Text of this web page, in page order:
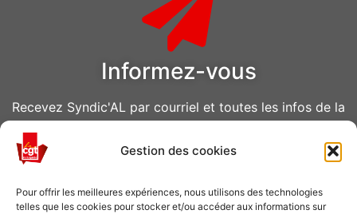
Gestion des cookies
Pour offrir les meilleures expériences, nous utilisons des technologies
telles que les cookies pour stocker et/ou accéder aux informations sur
Informez-vous
Recevez Syndic'AL par courriel et toutes les infos de la